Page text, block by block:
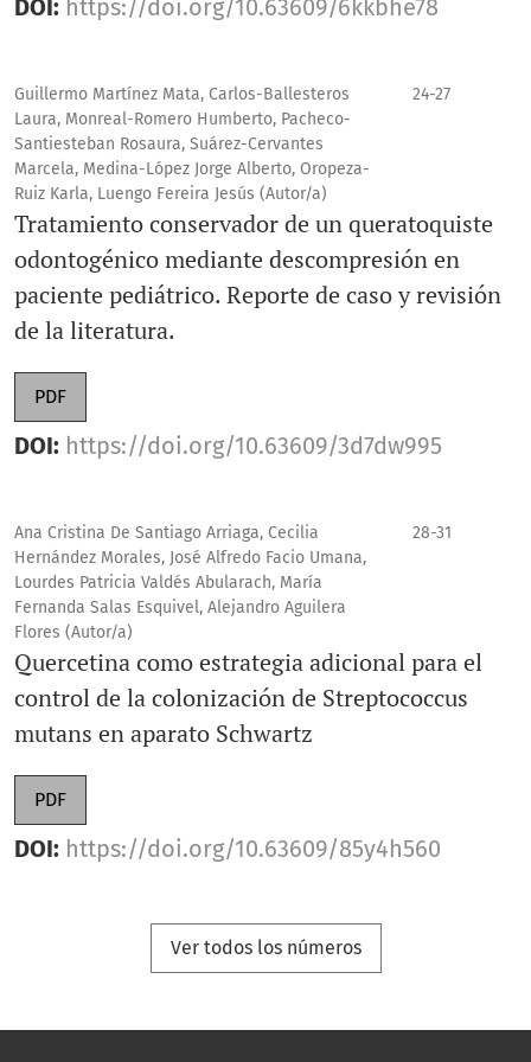
toda la comunidad odontológica, investigadores,
trabajos para consideración en futuras ediciones. La
revista es un foro construido por y para ustedes, y su
participación es fundamental para seguir consolidando
un espacio de difusión científica que impulse el
desarrollo de la odontología pediátrica, la patología
bucal y la cirugía maxilofacial en México.
Agradezco profundamente su interés y confianza en esta
publicación. Deseo que encuentren en estas páginas
su práctica diaria.
Revista AMOP
DOI: https://doi.org/10.63609/6kkbhe78
Guillermo Martínez Mata, Carlos-Ballesteros
Laura, Monreal-Romero Humberto, Pacheco-
Santiesteban Rosaura, Suárez-Cervantes
Marcela, Medina-López Jorge Alberto, Oropeza-
Ruiz Karla, Luengo Fereira Jesús (Autor/a)
24-27
Tratamiento conservador de un queratoquiste
odontogénico mediante descompresión en
paciente pediátrico. Reporte de caso y revisión
de la literatura.
PDF
DOI: https://doi.org/10.63609/3d7dw995
Ana Cristina De Santiago Arriaga, Cecilia
Hernández Morales, José Alfredo Facio Umana,
Lourdes Patricia Valdés Abularach, María
Fernanda Salas Esquivel, Alejandro Aguilera
Flores (Autor/a)
28-31
Quercetina como estrategia adicional para el
control de la colonización de Streptococcus
mutans en aparato Schwartz
PDF
DOI: https://doi.org/10.63609/85y4h560
Ver todos los números